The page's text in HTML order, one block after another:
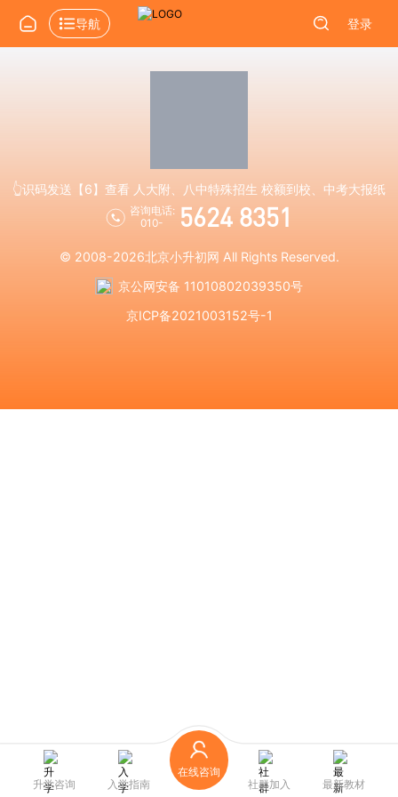
导航 登录
👆识码发送【6】查看 人大附、八中特殊招生 校额到校、中考大报纸
咨询电话:
010-
5624 8351
© 2008-2026北京小升初网 All Rights Reserved.
京公网安备 11010802039350号
京ICP备2021003152号-1
升学咨询 入学指南
在线咨询
社群加入
最新教材